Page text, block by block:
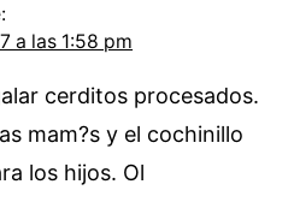
a las 1:58 pm
cerditos procesados.
mam?s y el cochinillo
los hijos. Ol